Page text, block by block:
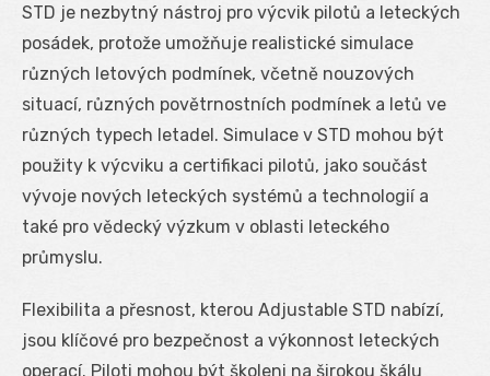
STD je nezbytný nástroj pro výcvik pilotů a leteckých
posádek, protože umožňuje realistické simulace
různých letových podmínek, včetně nouzových
situací, různých povětrnostních podmínek a letů ve
různých typech letadel. Simulace v STD mohou být
použity k výcviku a certifikaci pilotů, jako součást
vývoje nových leteckých systémů a technologií a
také pro vědecký výzkum v oblasti leteckého
průmyslu.
Flexibilita a přesnost, kterou Adjustable STD nabízí,
jsou klíčové pro bezpečnost a výkonnost leteckých
operací. Piloti mohou být školeni na širokou škálu